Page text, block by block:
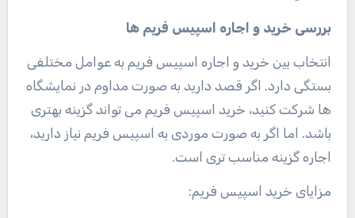
بررسی خرید و اجاره اسپیس فریم ها
انتخاب بین خرید و اجاره اسپیس فریم به عوامل مختلفی
بستگی دارد. اگر قصد دارید به صورت مداوم در نمایشگاه
ها شرکت کنید، خرید اسپیس فریم می تواند گزینه بهتری
باشد. اما اگر به صورت موردی به اسپیس فریم نیاز دارید،
اجاره گزینه مناسب تری است.
مزایای خرید اسپیس فریم: